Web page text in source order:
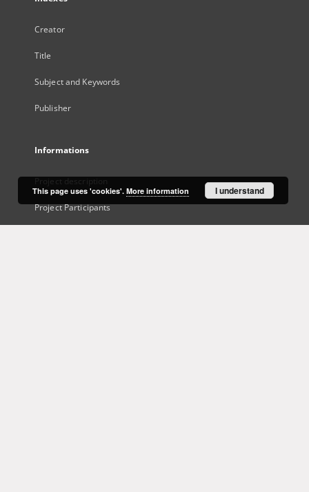
Creator
Title
Subject and Keywords
Publisher
Informations
Project description
Project Participants
This page uses 'cookies'. More information I understand